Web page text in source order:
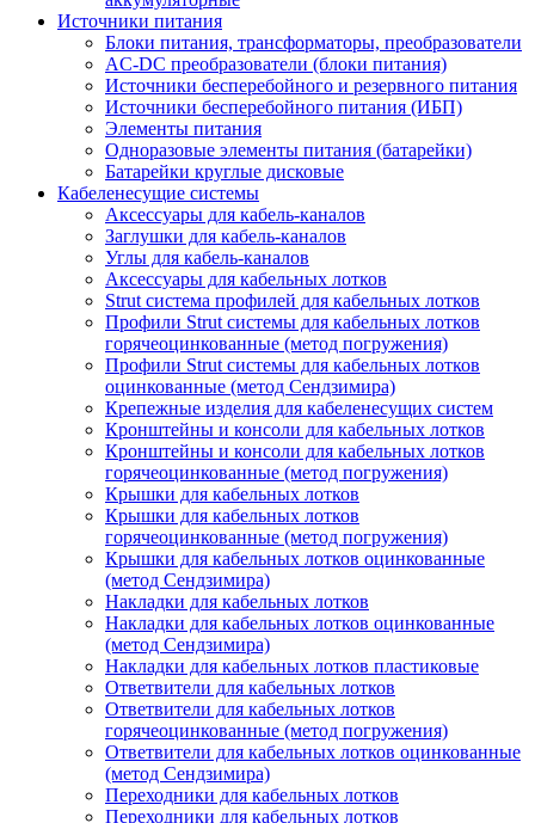
Источники питания
Блоки питания, трансформаторы, преобразователи
AC-DC преобразователи (блоки питания)
Источники бесперебойного и резервного питания
Источники бесперебойного питания (ИБП)
Элементы питания
Одноразовые элементы питания (батарейки)
Батарейки круглые дисковые
Кабеленесущие системы
Аксессуары для кабель-каналов
Заглушки для кабель-каналов
Углы для кабель-каналов
Аксессуары для кабельных лотков
Strut система профилей для кабельных лотков
Профили Strut системы для кабельных лотков
горячеоцинкованные (метод погружения)
Профили Strut системы для кабельных лотков
оцинкованные (метод Сендзимира)
Крепежные изделия для кабеленесущих систем
Кронштейны и консоли для кабельных лотков
Кронштейны и консоли для кабельных лотков
горячеоцинкованные (метод погружения)
Крышки для кабельных лотков
Крышки для кабельных лотков
горячеоцинкованные (метод погружения)
Крышки для кабельных лотков оцинкованные
(метод Сендзимира)
Накладки для кабельных лотков
Накладки для кабельных лотков оцинкованные
(метод Сендзимира)
Накладки для кабельных лотков пластиковые
Ответвители для кабельных лотков
Ответвители для кабельных лотков
горячеоцинкованные (метод погружения)
Ответвители для кабельных лотков оцинкованные
(метод Сендзимира)
Переходники для кабельных лотков
Переходники для кабельных лотков